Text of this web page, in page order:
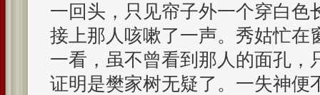
一回头，只见帘子外一个穿白色
接上那人咳嗽了一声。秀姑忙在
一看，虽不曾看到那人的面孔，
证明是樊家树无疑了。一失神便